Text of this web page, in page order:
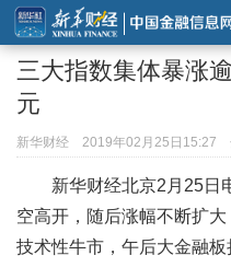
三大指数集体暴涨
元
新华财经 2019年02月25日15:27
新华财经北京2月25日
空高开，随后涨幅不断扩
技术性牛市，午后大金融